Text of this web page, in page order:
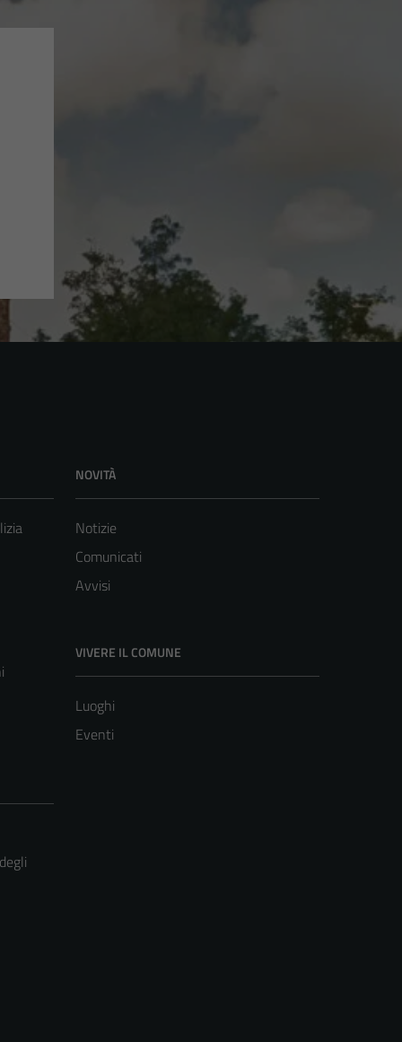
NOVITÀ
Notizie
Comunicati
Avvisi
VIVERE IL COMUNE
Luoghi
Eventi